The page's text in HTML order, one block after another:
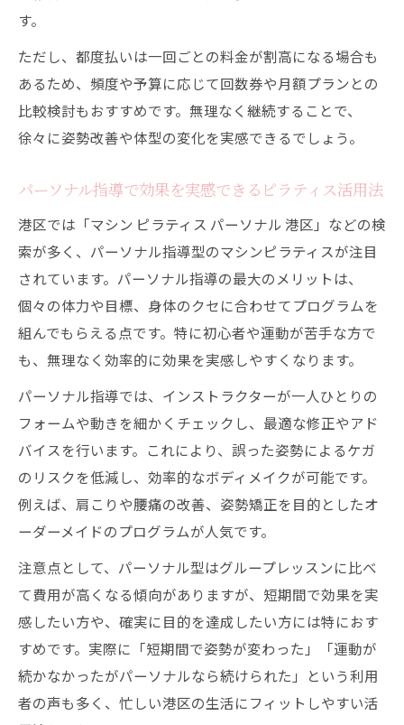
す。
ただし、都度払いは一回ごとの料金が割高になる場合も
あるため、頻度や予算に応じて回数券や月額プランとの
比較検討もおすすめです。無理なく継続することで、
徐々に姿勢改善や体型の変化を実感できるでしょう。
パーソナル指導で効果を実感できるピラティス活用法
港区では「マシン ピラティス パーソナル 港区」などの検
索が多く、パーソナル指導型のマシンピラティスが注目
されています。パーソナル指導の最大のメリットは、
個々の体力や目標、身体のクセに合わせてプログラムを
組んでもらえる点です。特に初心者や運動が苦手な方で
も、無理なく効率的に効果を実感しやすくなります。
パーソナル指導では、インストラクターが一人ひとりの
フォームや動きを細かくチェックし、最適な修正やアド
バイスを行います。これにより、誤った姿勢によるケガ
のリスクを低減し、効率的なボディメイクが可能です。
例えば、肩こりや腰痛の改善、姿勢矯正を目的としたオ
ーダーメイドのプログラムが人気です。
注意点として、パーソナル型はグループレッスンに比べ
て費用が高くなる傾向がありますが、短期間で効果を実
感したい方や、確実に目的を達成したい方には特におす
すめです。実際に「短期間で姿勢が変わった」「運動が
続かなかったがパーソナルなら続けられた」という利用
者の声も多く、忙しい港区の生活にフィットしやすい活